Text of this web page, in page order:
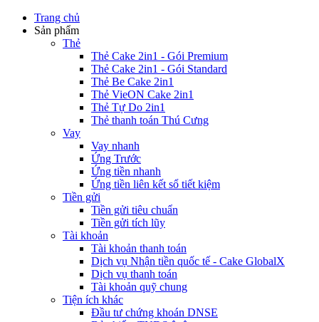
Trang chủ
Sản phẩm
Thẻ
Thẻ Cake 2in1 - Gói Premium
Thẻ Cake 2in1 - Gói Standard
Thẻ Be Cake 2in1
Thẻ VieON Cake 2in1
Thẻ Tự Do 2in1
Thẻ thanh toán Thú Cưng
Vay
Vay nhanh
Ứng Trước
Ứng tiền nhanh
Ứng tiền liên kết sổ tiết kiệm
Tiền gửi
Tiền gửi tiêu chuẩn
Tiền gửi tích lũy
Tài khoản
Tài khoản thanh toán
Dịch vụ Nhận tiền quốc tế - Cake GlobalX
Dịch vụ thanh toán
Tài khoản quỹ chung
Tiện ích khác
Đầu tư chứng khoán DNSE